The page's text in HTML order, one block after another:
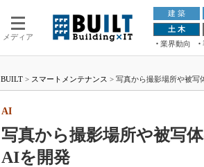
メディア
建 築
土 木
業界動向
ド
ム
BUILT > スマートメンテナンス > 写真から撮影場所や被写
写真から撮影場所や被写
AIを開発
AI